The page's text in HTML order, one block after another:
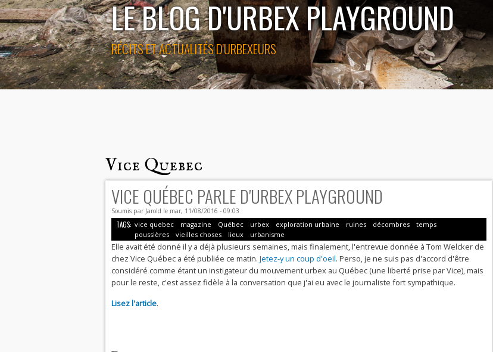
LE BLOG D'URBEX PLAYGROUND
RÉCITS ET ACTUALITÉS D'URBEXEURS
Vice Quebec
VICE QUÉBEC PARLE D'URBEX PLAYGROUND
Soumis par Jarold le mar, 11/08/2016 - 09:03
TAGS: vice quebec magazine Québec urbex exploration urbaine ruines décombres
temps
poussières
vieilles choses lieux urbanisme
Elle avait été donné il y a déjà plusieurs semaines, mais finalement, l'entrevue donnée à Tom Welcker de
chez Vice Québec a été publiée ce matin. Jetez-y un coup d'oeil. Perso, je ne suis pas d'accord d'être
considéré comme étant un instigateur du mouvement urbex au Québec (une liberté prise par Vice), mais
pour le reste, c'est assez fidèle à la conversation que j'ai eu avec le journaliste fort sympathique.
Lisez l'article.